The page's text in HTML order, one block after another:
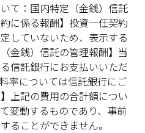
て：国内特定（金銭）信託
に係る報酬】投資一任契約
していないため、表示する
金銭）信託の管理報酬】当
信託銀行にお支払いいただ
率については信託銀行にご
上記の費用の合計額につい
変動するものであり、事前
ることができません。